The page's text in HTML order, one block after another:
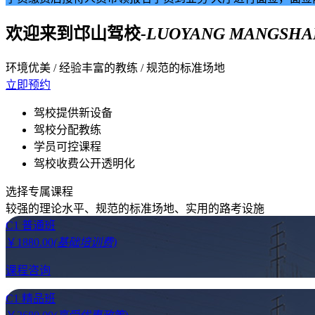
欢迎来到 邙山驾校-LUOYANG
环境优美 / 经验丰富的教练 / 规范的标准场地
立即预约
驾校提供新设备
驾校分配教练
学员可控课程
驾校收费公开透明化
选择专属课程
较强的理论水平、规范的标准场地、实用的路考设施
C1 普通班
￥ 1880.00(基础培训费)
课程咨询
C1 精品班